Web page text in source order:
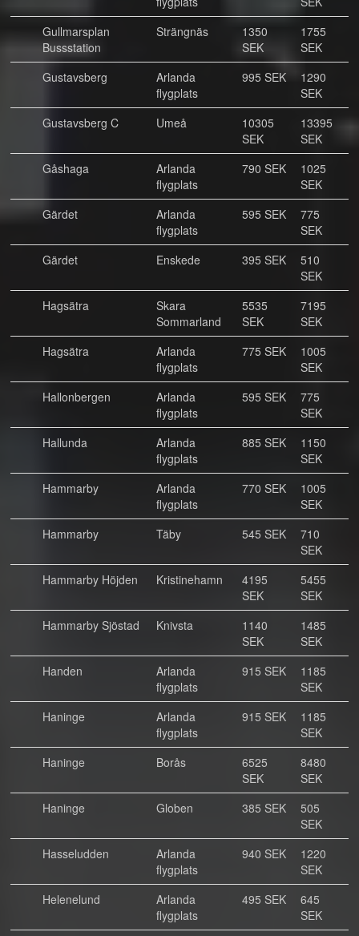
Gullmarsplan
Bussstation
Strängnäs
1350
SEK
1755
SEK
Gustavsberg
Arlanda
flygplats
995 SEK
1290
SEK
Gustavsberg C
Umeå
10305
SEK
13395
SEK
Gåshaga
Arlanda
flygplats
790 SEK
1025
SEK
Gärdet
Arlanda
flygplats
595 SEK
775
SEK
Gärdet
Enskede 395 SEK
510
SEK
Hagsätra
Skara
Sommarland
5535
SEK
7195
SEK
Hagsätra
Arlanda
flygplats
775 SEK
1005
SEK
Hallonbergen
Arlanda
flygplats
595 SEK
775
SEK
Hallunda
Arlanda
flygplats
885 SEK
1150
SEK
Hammarby
Arlanda
flygplats
770 SEK
1005
SEK
Hammarby
Täby 545 SEK
710
SEK
Hammarby Höjden
Kristinehamn
4195
SEK
5455
SEK
Hammarby Sjöstad
Knivsta
1140
SEK
1485
SEK
Handen
Arlanda
flygplats
915 SEK
1185
SEK
Haninge
Arlanda
flygplats
915 SEK
1185
SEK
Haninge
Borås
6525
SEK
8480
SEK
Haninge
Globen 385 SEK
505
SEK
Hasseludden
Arlanda
flygplats
940 SEK
1220
SEK
Helenelund
Arlanda
flygplats
495 SEK
645
SEK